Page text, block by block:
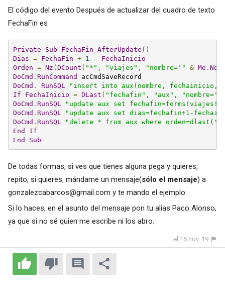
El código del evento Después de actualizar del cuadro de texto
FechaFin es
Private Sub FechaFin_AfterUpdate ()
Dias
= FechaFin + 1 -
FechaInicio
Orden
= Nz (DCount ( "*" , "viajes" , "nombre='" & Me .
DoCmd . RunCommand
DoCmd . RunSQL
"insert into aux(nombre, fechainicio,
If
FechaInicio = DLast ( "fechafin" , "aux" ,
"nombre='"
DoCmd . RunSQL
"update aux set
DoCmd . RunSQL
"update aux set dias=fechafin+1-
DoCmd . RunSQL
"delete * from aux where
End
If
End
Sub
De todas formas, si ves que tienes alguna pega y quieres,
repito, si quieres, mándame un mensaje(sólo el mensaje) a
gonzalezcabarcos@gmail.com y te mando el ejemplo.
Si lo haces, en el asunto del mensaje pon tu alias Paco Alonso,
ya que si no sé quien me escribe ni los abro.
el 16 nov. 19